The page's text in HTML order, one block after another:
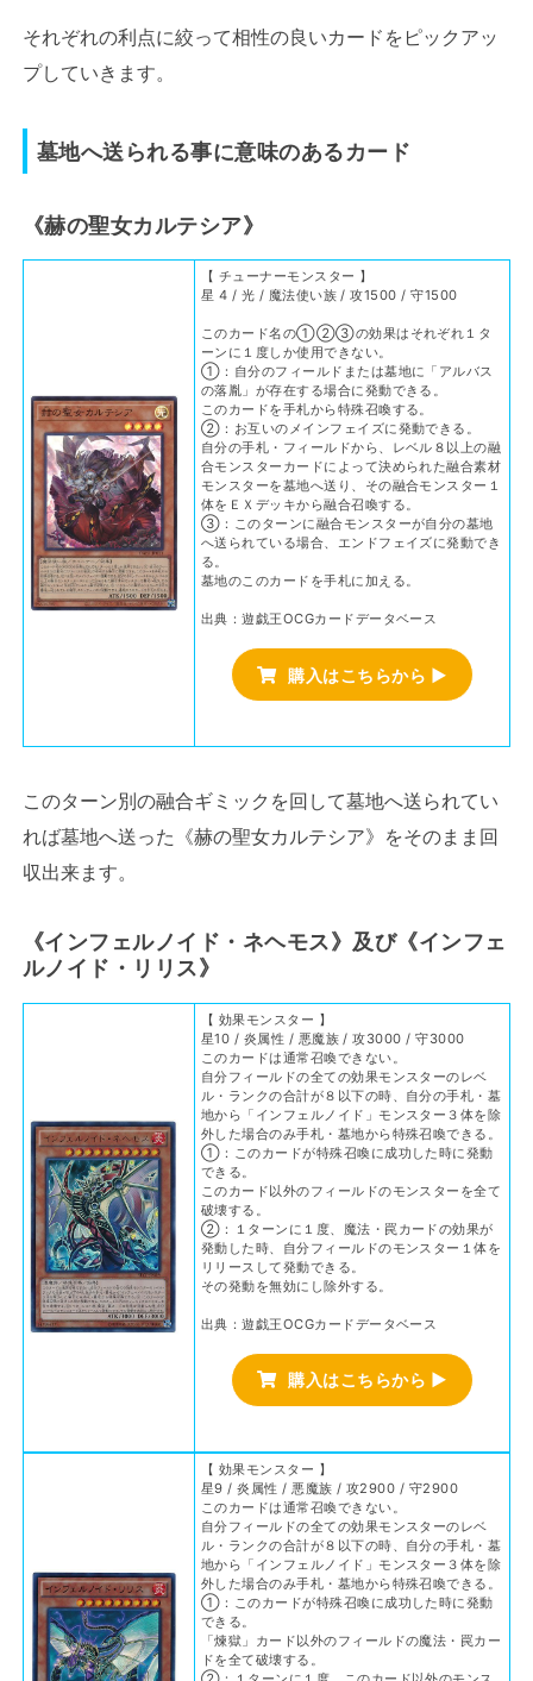
それぞれの利点に絞って相性の良いカードをピックアッ
プしていきます。
墓地へ送られる事に意味のあるカード
《赫の聖女カルテシア》
【 チューナーモンスター 】
星 4 / 光 / 魔法使い族 / 攻1500 / 守1500
このカード名の①②③の効果はそれぞれ１タ
ーンに１度しか使用できない。
①：自分のフィールドまたは墓地に「アルバス
の落胤」が存在する場合に発動できる。
このカードを手札から特殊召喚する。
②：お互いのメインフェイズに発動できる。
自分の手札・フィールドから、レベル８以上の融
合モンスターカードによって決められた融合素材
モンスターを墓地へ送り、その融合モンスター１
体をＥＸデッキから融合召喚する。
③：このターンに融合モンスターが自分の墓地
へ送られている場合、エンドフェイズに発動でき
る。
墓地のこのカードを手札に加える。
出典：遊戯王OCGカードデータベース
購入はこちらから ▶
このターン別の融合ギミックを回して墓地へ送られてい
れば墓地へ送った《赫の聖女カルテシア》をそのまま回
収出来ます。
《インフェルノイド・ネヘモス》及び《インフェ
ルノイド・リリス》
【 効果モンスター 】
星10 / 炎属性 / 悪魔族 / 攻3000 / 守3000
このカードは通常召喚できない。
自分フィールドの全ての効果モンスターのレベ
ル・ランクの合計が８以下の時、自分の手札・墓
地から「インフェルノイド」モンスター３体を除
外した場合のみ手札・墓地から特殊召喚できる。
①：このカードが特殊召喚に成功した時に発動
できる。
このカード以外のフィールドのモンスターを全て
破壊する。
②：１ターンに１度、魔法・罠カードの効果が
発動した時、自分フィールドのモンスター１体を
リリースして発動できる。
その発動を無効にし除外する。
出典：遊戯王OCGカードデータベース
購入はこちらから ▶
【 効果モンスター 】
星9 / 炎属性 / 悪魔族 / 攻2900 / 守2900
このカードは通常召喚できない。
自分フィールドの全ての効果モンスターのレベ
ル・ランクの合計が８以下の時、自分の手札・墓
地から「インフェルノイド」モンスター３体を除
外した場合のみ手札・墓地から特殊召喚できる。
①：このカードが特殊召喚に成功した時に発動
できる。
「煉獄」カード以外のフィールドの魔法・罠カー
ドを全て破壊する。